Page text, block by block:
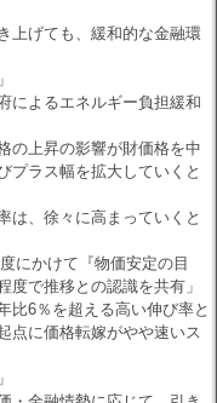
上げても、緩和的な金融環
によるエネルギー負担緩和
の上昇の影響が財価格を中
プラス幅を拡大していくと
は、徐々に高まっていくと
にかけて『物価安定の目
で推移との認識を共有」
比6％を超える高い伸び率と
点に価格転嫁がやや速いス